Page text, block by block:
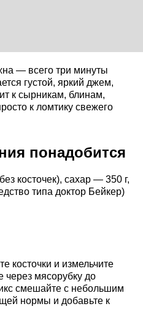
— всего три минуты
густой, яркий джем,
к сырникам, блинам,
к ломтику свежего
понадобится
косточек), сахар — 350 г,
типа доктор Бейкер)
косточки и измельчите
через мясорубку до
смешайте с небольшим
нормы и добавьте к